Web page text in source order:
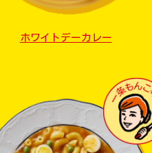
ホワイトデーカレー